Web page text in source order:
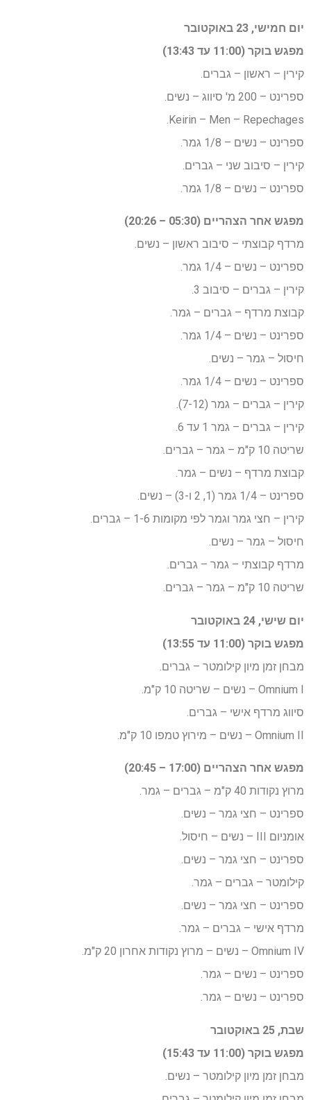
יום חמישי, 23 באוקטובר
מפגש בוקר (11:00 עד 13:43)
קירין – ראשון – גברים.
ספרינט – 200 מ' סיווג – נשים.
Keirin – Men – Repechages.
ספרינט – נשים – 1/8 גמר.
קירין – סיבוב שני – גברים.
ספרינט – נשים – 1/8 גמר.
מפגש אחר הצהריים (05:30 – 20:26)
מרדף קבוצתי – סיבוב ראשון – נשים.
ספרינט – נשים – 1/4 גמר.
קירין – גברים – סיבוב 3.
קבוצת מרדף – גברים – גמר.
ספרינט – נשים – 1/4 גמר.
חיסול – גמר – נשים.
ספרינט – נשים – 1/4 גמר.
קירין – גברים – גמר (7-12).
קירין – גברים – גמר 1 עד 6.
שריטה 10 ק"מ – גמר – גברים.
קבוצת מרדף – נשים – גמר.
ספרינט – 1/4 גמר (1, 2 ו-3) – נשים.
קירין – חצי גמר וגמר לפי מקומות 1-6 – גברים.
חיסול – גמר – נשים.
מרדף קבוצתי – גמר – גברים.
שריטה 10 ק"מ – גמר – גברים.
יום שישי, 24 באוקטובר
מפגש בוקר (11:00 עד 13:55)
מבחן זמן מיון קילומטר – גברים.
Omnium I – נשים – שריטה 10 ק"מ.
סיווג מרדף אישי – גברים.
Omnium II – נשים – מירוץ טמפו 10 ק"מ.
מפגש אחר הצהריים (17:00 – 20:45)
מרוץ נקודות 40 ק"מ – גברים – גמר.
ספרינט – חצי גמר – נשים.
אומניום III – נשים – חיסול.
ספרינט – חצי גמר – נשים.
קילומטר – גברים – גמר.
ספרינט – חצי גמר – נשים.
מרדף אישי – גברים – גמר.
Omnium IV – נשים – מרוץ נקודות אחרון 20 ק"מ.
ספרינט – נשים – גמר.
ספרינט – נשים – גמר.
שבת, 25 באוקטובר
מפגש בוקר (11:00 עד 15:43)
מבחן זמן מיון קילומטר – נשים.